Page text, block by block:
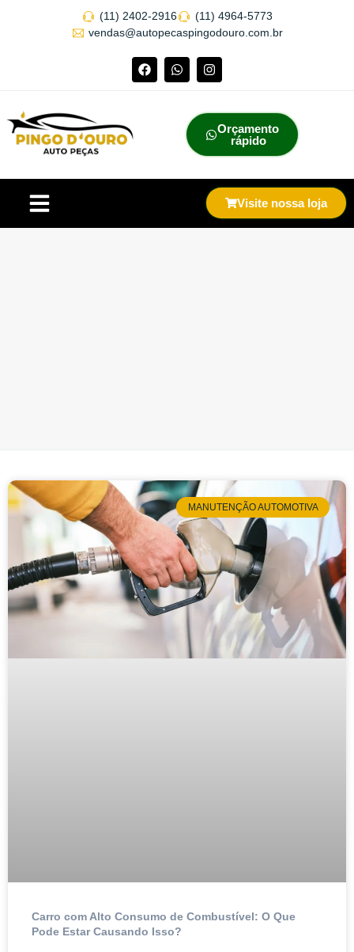
(11) 2402-2916
(11) 4964-5773
vendas@autopecaspingodouro.com.br
Orçamento
rápido
Visite nossa loja
MANUTENÇÃO AUTOMOTIVA
Carro com Alto Consumo de Combustível: O Que
Pode Estar Causando Isso?